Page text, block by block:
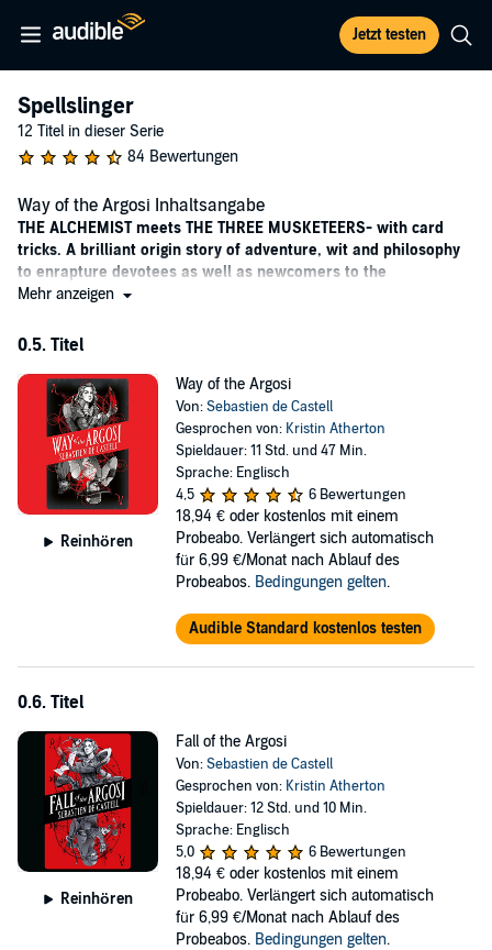
Jetzt testen
Spellslinger
12 Titel in dieser Serie
84 Bewertungen
Way of the Argosi Inhaltsangabe
THE ALCHEMIST meets THE THREE MUSKETEERS- with card
tricks. A brilliant origin story of adventure, wit and philosophy
to enrapture devotees as well as newcomers to the
SPELLSLINGER series.
Ferius Parfax has a simple plan: kill every last inhabitant of the
who murdered her parents. Killing mages is a difficult and
dangerous business, of course, but when she meets the inimitable
and extraordinary Durrall Brown she discovers that physical
strength is not the only way to defeat evil of all kinds.
So Ferius undertakes to study the ways of the Argosi: the loosely-
knit tribe of tricksters known for getting the better of even the most
powerful of spellcasters. But the Argosi have a price for their
teachings, and by the time Ferius learns what it is, it may be too
Perfect for fans of The Dark Tower, Firefly, Guardians of the
Galaxy, Terry Pratchett, Ben Aaronovitch and Jim Butcher.
Mehr anzeigen
0.5. Titel
Reinhören
Way of the Argosi
Von:Sebastien de Castell
Gesprochen von: Kristin Atherton
Spieldauer: 11 Std. und 47 Min.
Sprache: Englisch
4,5
6 Bewertungen
18,94 € oder kostenlos mit einem
Probeabo. Verlängert sich automatisch
für 6,99 €/Monat nach Ablauf des
Probeabos. Bedingungen gelten.
Audible Standard kostenlos testen
0.6. Titel
Reinhören
Fall of the Argosi
Von:Sebastien de Castell
Gesprochen von: Kristin Atherton
Spieldauer: 12 Std. und 10 Min.
Sprache: Englisch
5,0
6 Bewertungen
18,94 € oder kostenlos mit einem
Probeabo. Verlängert sich automatisch
für 6,99 €/Monat nach Ablauf des
Probeabos. Bedingungen gelten.